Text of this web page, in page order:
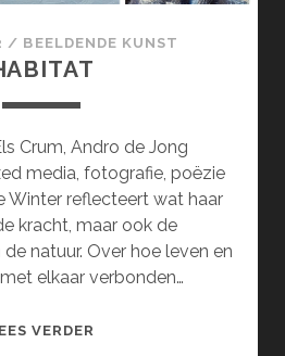
/ BEELDENDE KUNST
Crum, Andro de Jong
media, fotografie, poëzie
Winter reflecteert wat haar
kracht, maar ook de
natuur. Over hoe leven en
elkaar verbonden…
VERDER